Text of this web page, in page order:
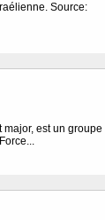
Source:
est un groupe